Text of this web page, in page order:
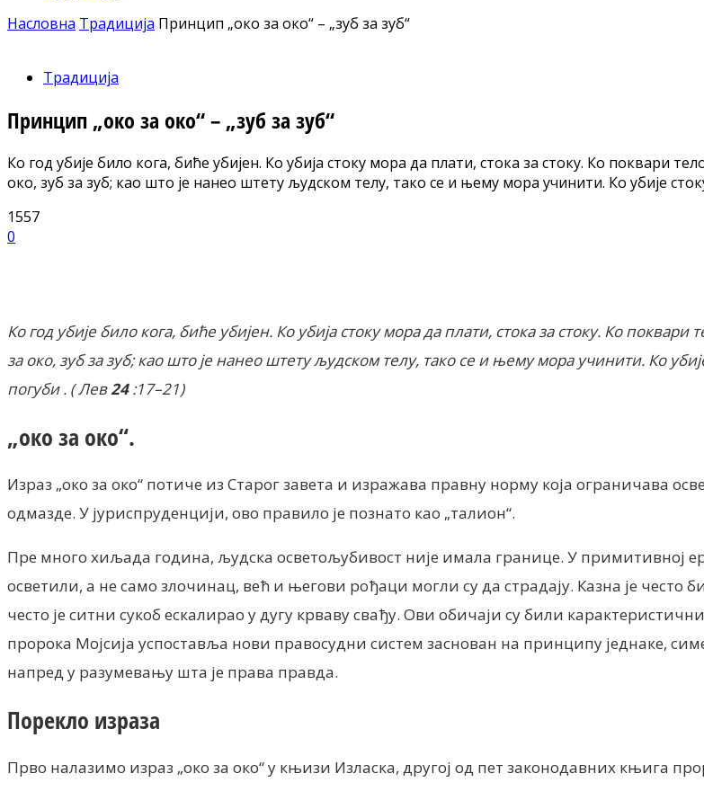
Насловна Традиција Принцип „око за око“ – „зуб за зуб“
Традиција
Принцип „око за око“ – „зуб за зуб“
Ко год убије било кога, биће убијен. Ко убија стоку мора да плати, стока за стоку. Ко поквари
око, зуб за зуб; као што је нанео штету људском телу, тако се и њему мора учинити. Ко убије
1557
0
Ко год убије било кога, биће убијен. Ко убија стоку мора да плати, стока за стоку. Ко
за око, зуб за зуб; као што је нанео штету људском телу, тако се и њему мора учинити. Ко
погуби. (Лев24:17–21)
„око за око“.
Израз „око за око“ потиче из Старог завета и изражава правну норму која ограничава
одмазде. У јуриспруденцији, ово правило је познато као „талион“.
Пре много хиљада година, људска осветољубивост није имала границе. У примитивној
осветили, а не само злочинац, већ и његови рођаци могли су да страдају. Казна је често
често је ситни сукоб ескалирао у дугу крваву свађу. Ови обичаји су били
пророка Мојсија успоставља нови правосудни систем заснован на принципу једнаке,
напред у разумевању шта је права правда.
Порекло израза
Прво налазимо израз „око за око“ у књизи Изласка, другој од пет законодавних књига